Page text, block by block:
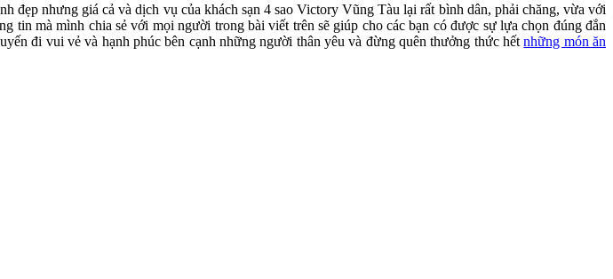
nhưng giá cả và dịch vụ của khách sạn 4 sao Victory Vũng Tàu lại rất bình dân, phải chăng, vừa với
tin mà mình chia sẻ với mọi người trong bài viết trên sẽ giúp cho các bạn có được sự lựa chọn đúng đắn
đi vui vẻ và hạnh phúc bên cạnh những người thân yêu và đừng quên thưởng thức hếtnhững món ăn